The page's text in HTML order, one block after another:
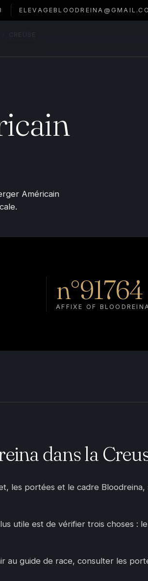
Américain
n°91764
AFFIXE OF
dans la
les portées et le cadre
utile est de vérifier trois choses :
au guide de race, consulter les